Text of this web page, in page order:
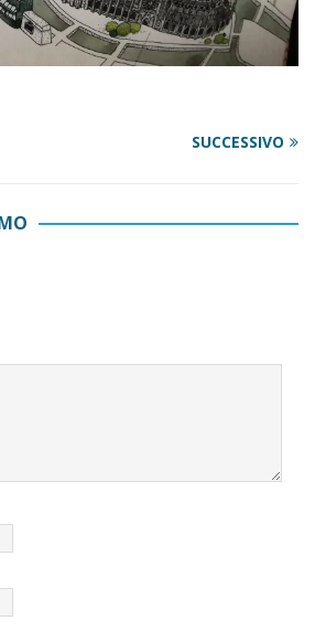
attività e tour a prova di famiglia
SUCCESSIVO